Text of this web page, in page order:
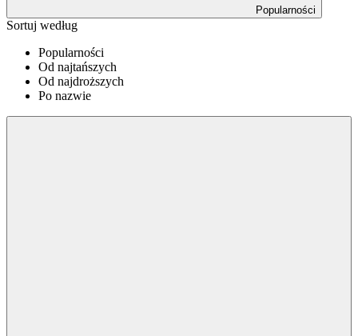
Popularności
Sortuj według
Popularności
Od najtańszych
Od najdroższych
Po nazwie